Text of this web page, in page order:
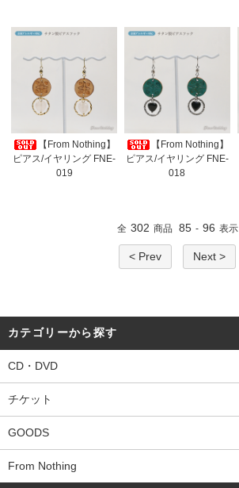
【From Nothing】
ピアス/イヤリング FNE-
019
【From Nothing】
ピアス/イヤリング FNE-
018
全 302 商品 85 - 96 表示
< Prev Next >
カテゴリーから探す
CD・DVD
チケット
GOODS
From Nothing